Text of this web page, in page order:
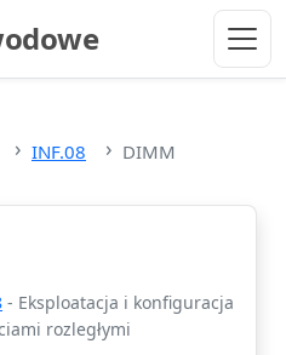
INF.08 DIMM
- Eksploatacja i konfiguracja
rozległymi